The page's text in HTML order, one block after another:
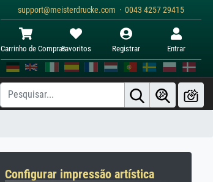
support@meisterdrucke.com · 0043 4257 29415
Carrinho de ComprasFavoritos Registrar Entrar
Configurar impressão artística